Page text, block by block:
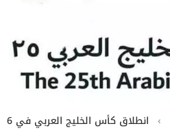
›
انطلاق كأس الخليج العربي في 6